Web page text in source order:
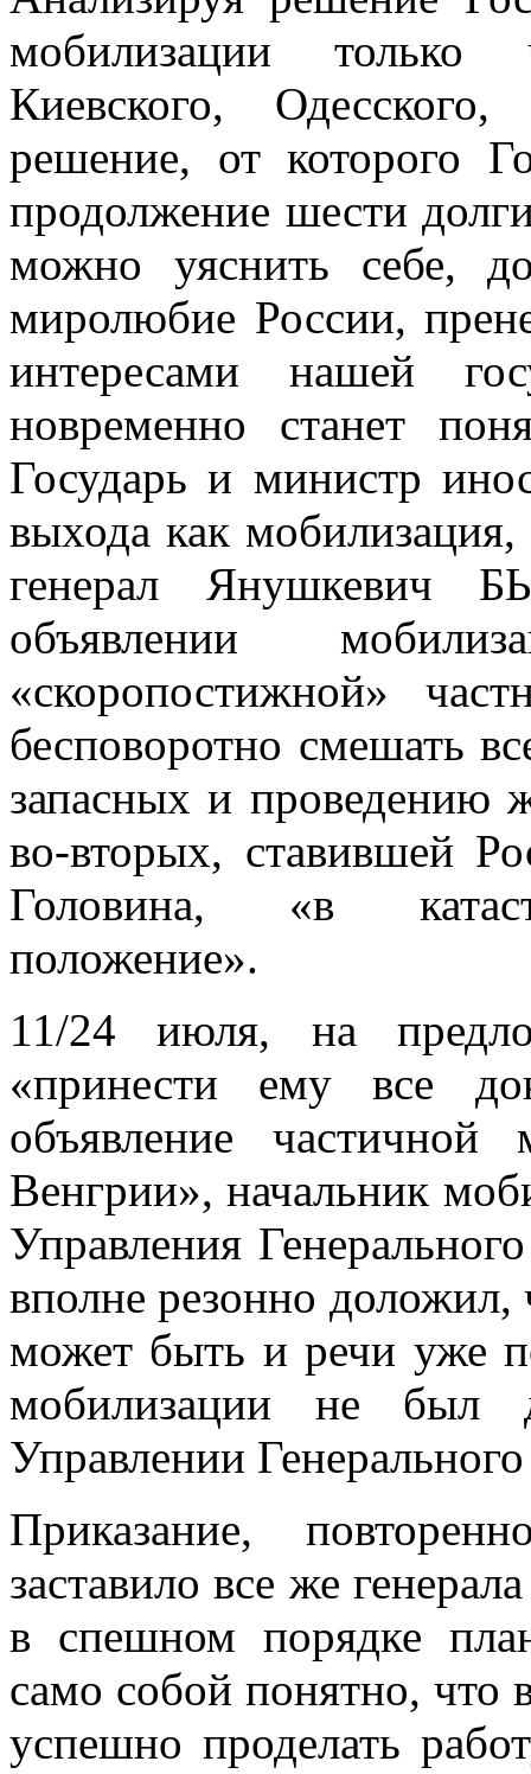
мобилизации только
Киевского,
решение, от которого
продолжение шести
можно уяснить себе,
миролюбие России,
ин­тересами нашей
новременно станет
Государь и министр
выхода как
генерал Янушкевич
объявлении
«скоропостижной»
бесповоротно смешать
запасных и проведению
во-вторых, ставившей
Головина, «в
положение».
11/24 июля, на
«принести ему все
объявление
Венгрии», начальник
Управления
вполне резонно
может быть и речи уже
мобилизации не был
Управлении
Приказание,
заставило все же
в спешном порядке
само собой понятно, что
успешно проделать